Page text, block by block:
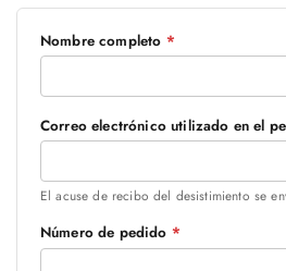
Nombre completo *
Correo electrónico utilizado en el
El acuse de recibo del desistimiento se
Número de pedido *